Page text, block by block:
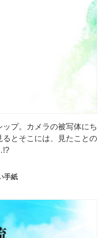
プ。カメラの被写体にち
るとそこには、見たことの
手紙